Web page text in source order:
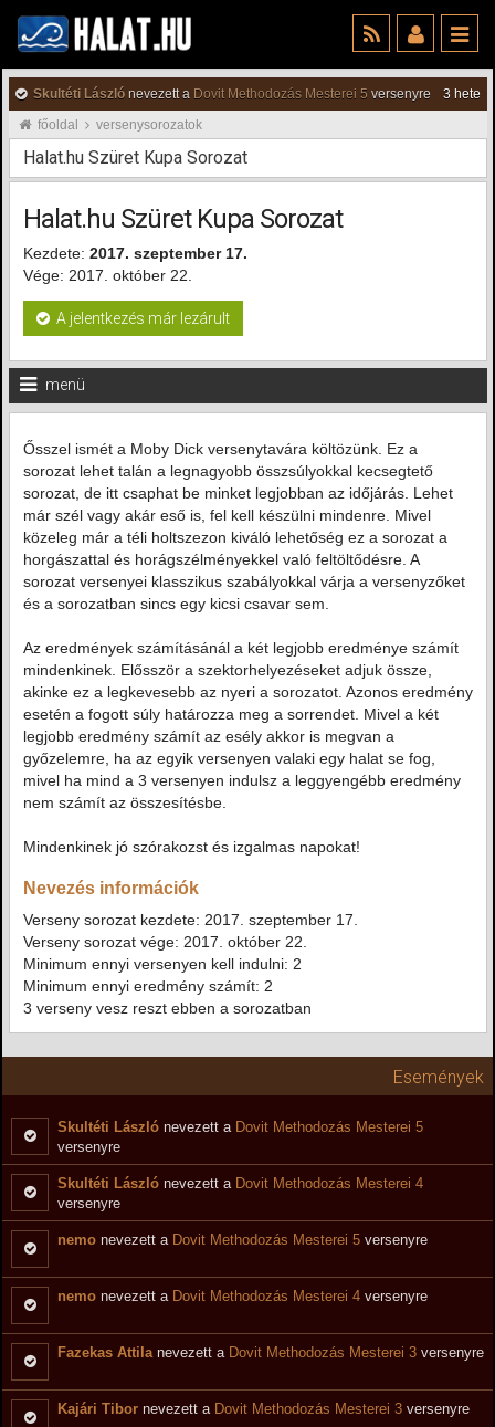
Skultéti László nevezett a Dovit Methodozás Mesterei 5 versenyre
3 hete
főoldal
versenysorozatok
Halat.hu Szüret Kupa Sorozat
Halat.hu Szüret Kupa Sorozat
Kezdete: 2017. szeptember 17.
Vége: 2017. október 22.
A jelentkezés már lezárult
menü
Ősszel ismét a Moby Dick versenytavára költözünk. Ez a
sorozat lehet talán a legnagyobb összsúlyokkal kecsegtető
sorozat, de itt csaphat be minket legjobban az időjárás. Lehet
már szél vagy akár eső is, fel kell készülni mindenre. Mivel
közeleg már a téli holtszezon kiváló lehetőség ez a sorozat a
horgászattal és horágszélményekkel való feltöltődésre. A
sorozat versenyei klasszikus szabályokkal várja a versenyzőket
és a sorozatban sincs egy kicsi csavar sem.
Az eredmények számításánál a két legjobb eredménye számít
mindenkinek. Elősször a szektorhelyezéseket adjuk össze,
akinke ez a legkevesebb az nyeri a sorozatot. Azonos eredmény
esetén a fogott súly határozza meg a sorrendet. Mivel a két
legjobb eredmény számít az esély akkor is megvan a
győzelemre, ha az egyik versenyen valaki egy halat se fog,
mivel ha mind a 3 versenyen indulsz a leggyengébb eredmény
nem számít az összesítésbe.
Mindenkinek jó szórakozst és izgalmas napokat!
Nevezés információk
Verseny sorozat kezdete: 2017. szeptember 17.
Verseny sorozat vége: 2017. október 22.
Minimum ennyi versenyen kell indulni: 2
Minimum ennyi eredmény számít: 2
3 verseny vesz reszt ebben a sorozatban
Események
Skultéti László nevezett a Dovit Methodozás Mesterei 5
versenyre
Skultéti László nevezett a Dovit Methodozás Mesterei 4
versenyre
nemo nevezett a Dovit Methodozás Mesterei 5 versenyre
nemo nevezett a Dovit Methodozás Mesterei 4 versenyre
Fazekas Attilanevezett a Dovit Methodozás Mesterei 3 versenyre
Kajári Tibor nevezett a Dovit Methodozás Mesterei 3 versenyre